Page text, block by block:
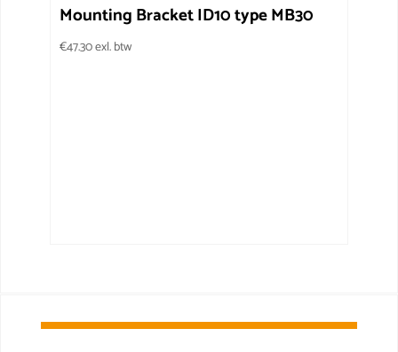
Mounting Bracket ID10 type MB30
€47.30exl. btw